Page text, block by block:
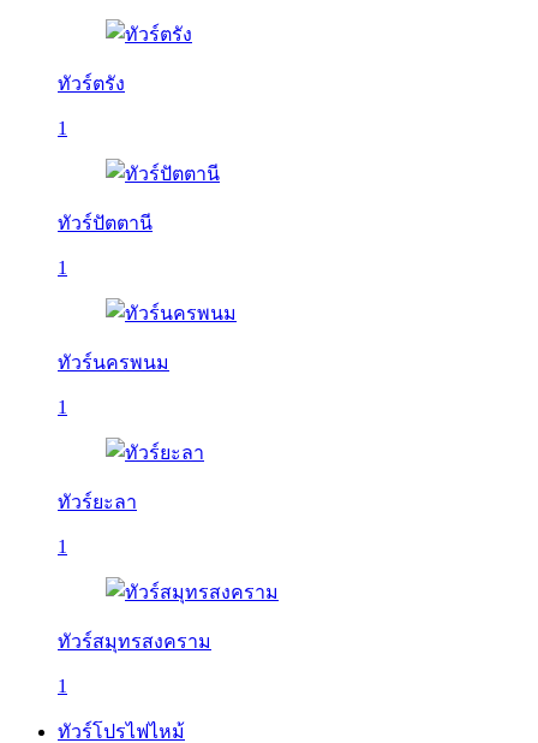
ทัวร์ตรัง
1
ทัวร์ปัตตานี
1
ทัวร์นครพนม
1
ทัวร์ยะลา
1
ทัวร์สมุทรสงคราม
1
ทัวร์โปรไฟไหม้